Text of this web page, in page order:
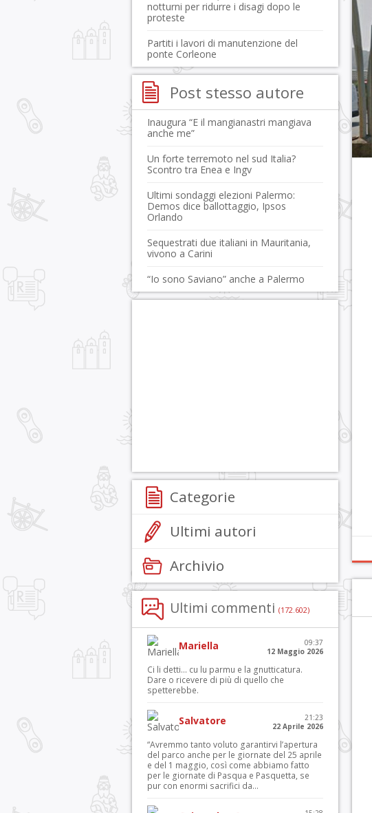
notturni per ridurre i disagi dopo le
proteste
Partiti i lavori di manutenzione del
ponte Corleone
Post stesso autore
Inaugura “E il mangianastri mangiava
anche me”
Un forte terremoto nel sud Italia?
Scontro tra Enea e Ingv
Ultimi sondaggi elezioni Palermo:
Demos dice ballottaggio, Ipsos
Orlando
Sequestrati due italiani in Mauritania,
vivono a Carini
“Io sono Saviano” anche a Palermo
Categorie
Ultimi autori
Archivio
Ultimi commenti (172.602)
Mariella
09:37
12 Maggio 2026
Ci li detti… cu lu parmu e la gnutticatura.
Dare o ricevere di più di quello che
spetterebbe.
Salvatore
21:23
22 Aprile 2026
“Avremmo tanto voluto garantirvi l’apertura
del parco anche per le giornate del 25 aprile
e del 1 maggio, così come abbiamo fatto
per le giornate di Pasqua e Pasquetta, se
pur con enormi sacrifici da...